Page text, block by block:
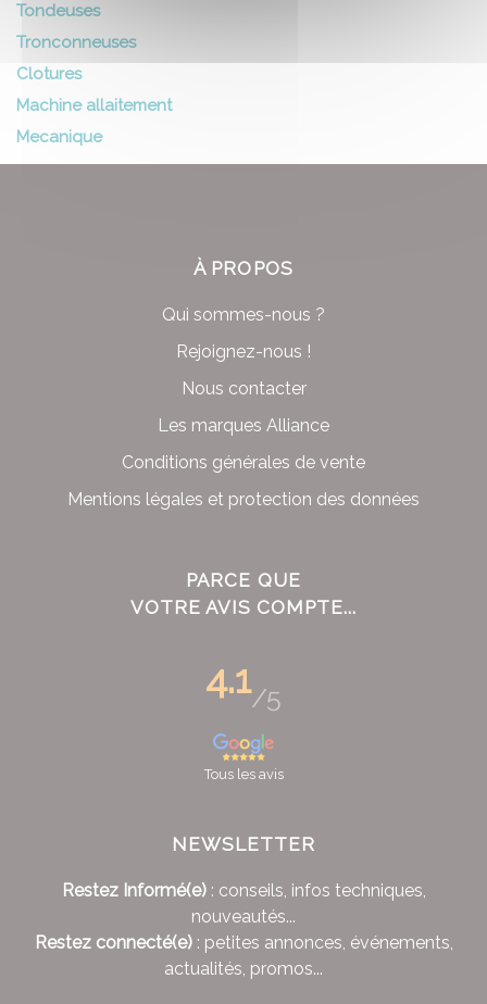
Tondeuses
Tronconneuses
Clotures
Machine allaitement
Mecanique
À PROPOS
Qui sommes-nous ?
Rejoignez-nous !
Nous contacter
Les marques Alliance
Conditions générales de vente
Mentions légales et protection des données
PARCE QUE
VOTRE AVIS COMPTE...
4.1/5
Tous les avis
NEWSLETTER
Restez Informé(e): conseils, infos techniques,
nouveautés...
Restez connecté(e): petites annonces, événements,
actualités, promos...